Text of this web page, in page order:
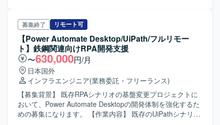
企業の基幹業務プロセスを対象に、RPAとAI Agentを組み合
わせた先進的な自動化に携わることができます。要件定義
から設計・開発まで一貫して関与できるため、業務理解か
ら技術実装まで幅広い経験を積むことができます。今後の
拡張フェーズも見据えた中長期プロジェクトのため、継続
的に改善・高度化に関わっていただける環境です。 【開発
環境】 UiPath Studioを用いたRPA開発環境上で、AI Agent
と連携したワークフロー開発を行っていただきます。
なります。 【開発環境】 UiPathを使用します。
募集終了 リモート可
【Power Automate Desktop/UiPath/フルリモー
ト】鉄鋼関連向けRPA開発支援
〜630,000円/月
日本国外
インフラエンジニア(業務委託・フリーランス)
【募集背景】 既存RPAシナリオの基盤変更プロジェクトに
おいて、Power Automate Desktopの開発体制を強化するた
めの募集になります。 【作業内容】 既存のUiPathシナリオ